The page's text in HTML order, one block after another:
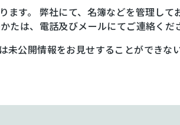
す。 弊社にて、名簿などを管理し
たは、電話及びメールにてご連絡くだ
公開情報をお見せすることができな